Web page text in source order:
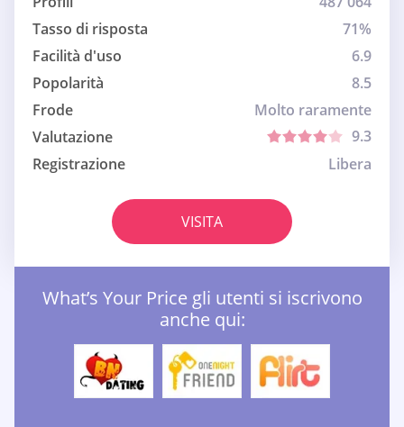
Tasso di risposta
71%
Facilità d'uso
6.9
Popolarità
8.5
Frode
Molto raramente
Valutazione
9.3
Registrazione
Libera
VISITA
What’s Your Price gli utenti si iscrivono
anche qui: